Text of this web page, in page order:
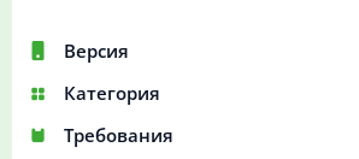
Версия
Категория
Требования